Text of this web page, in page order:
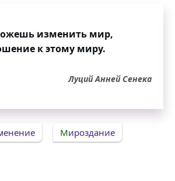
изменить мир,
к этому миру.
Луций Анней Сенека
Мироздание